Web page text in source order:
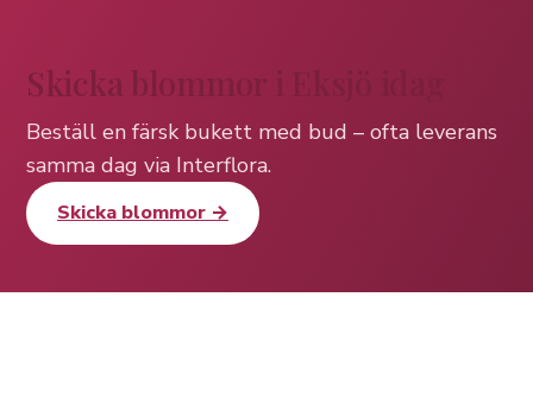
Skicka blommor i Eksjö idag
Beställ en färsk bukett med bud – ofta leverans
samma dag via Interflora.
Skicka blommor →